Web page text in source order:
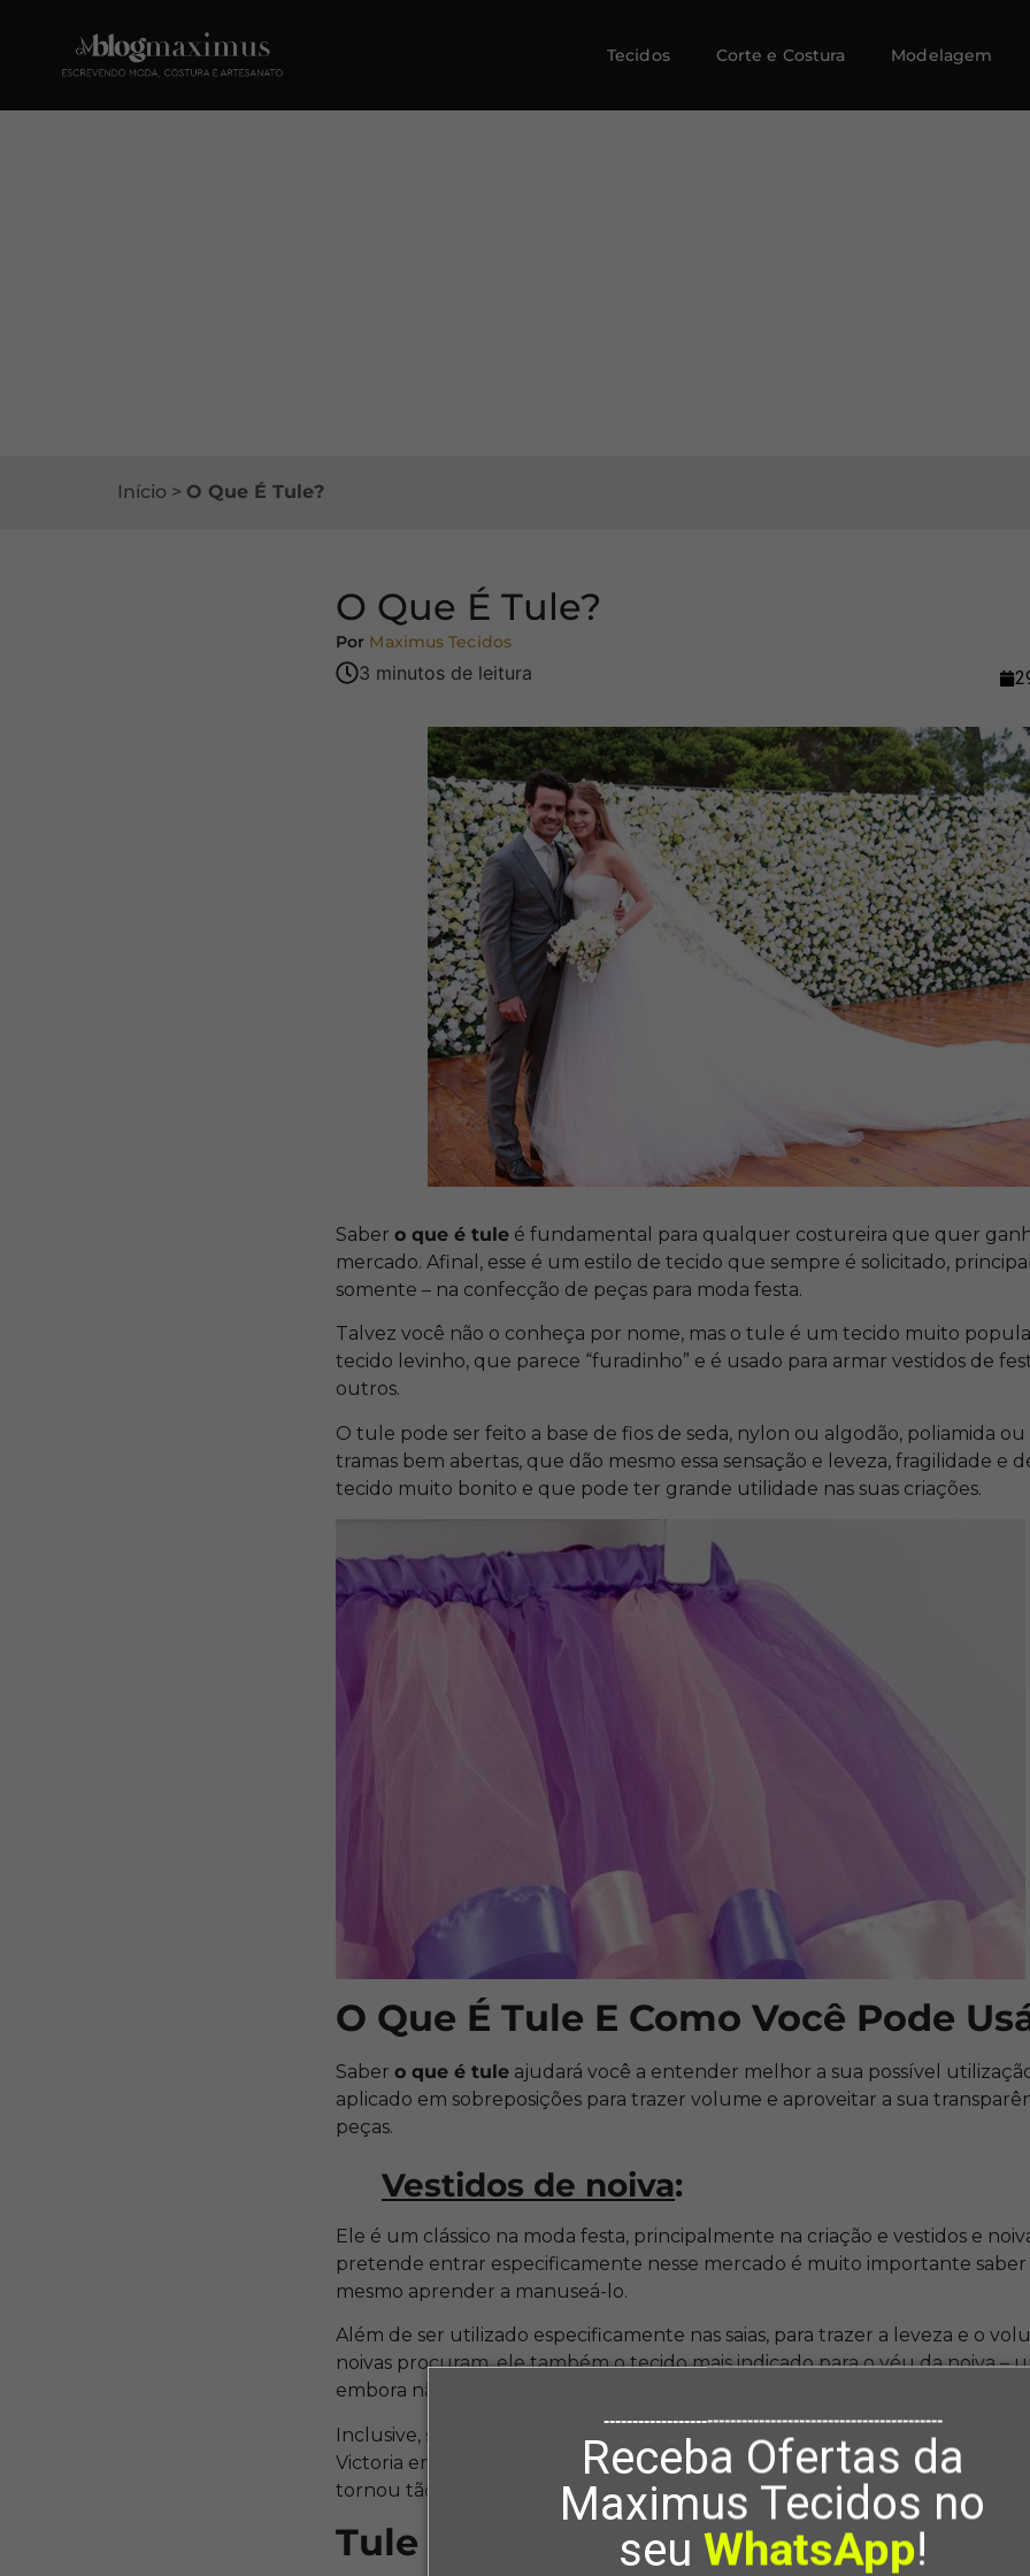
-----------------------------------------------------------
Receba Ofertas da
Maximus Tecidos no
seu WhatsApp!
Tecidos Corte e Costura Modelagem
Início > O Que É Tule?
O Que É Tule?
Por Maximus Tecidos
Sabero que é tule é fundamental para qualquer costureira que quer
mercado. Afinal, esse é um estilo de tecido que sempre é solicitado,
somente – na confecção de peças para moda festa.
Talvez você não o conheça por nome, mas o tule é um tecido muito
tecido levinho, que parece “furadinho” e é usado para armar vestidos de
outros.
O tule pode ser feito a base de fios de seda, nylon ou algodão, poliamida ou
tramas bem abertas, que dão mesmo essa sensação e leveza, fragilidade e
tecido muito bonito e que pode ter grande utilidade nas suas criações.
O Que É Tule E Como Você Pode
Sabero que é tule ajudará você a entender melhor a sua possível
aplicado em sobreposições para trazer volume e aproveitar a sua
peças.
Vestidos de noiva:
Ele é um clássico na moda festa, principalmente na criação e vestidos e
pretende entrar especificamente nesse mercado é muito importante
mesmo aprender a manuseá-lo.
Além de ser utilizado especificamente nas saias, para trazer a leveza e o
noivas procuram, ele também o tecido mais indicado para o véu da noiva –
embora não seja obrigatório, ainda é requisitado por muitas mulheres.
Inclusive, se observarmos a história desse tecido, descobriremos que ele foi
Victoria em seu próprio casamento no ano de 1840. Foi justamente nesse
tornou tão popular para vestidos de noivas.
Tule No Dia A Dia – Pode Ou Não